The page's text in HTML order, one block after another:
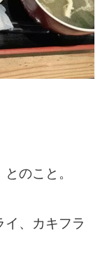
のこと。
イ、カキフラ